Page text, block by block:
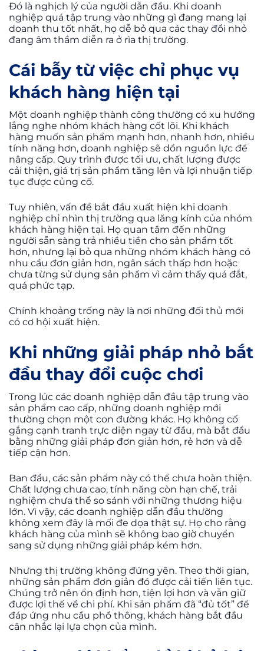
Đó là nghịch lý của người dẫn đầu. Khi doanh
nghiệp quá tập trung vào những gì đang mang lại
doanh thu tốt nhất, họ dễ bỏ qua các thay đổi nhỏ
đang âm thầm diễn ra ở rìa thị trường.
Cái bẫy từ việc chỉ phục vụ
khách hàng hiện tại
Một doanh nghiệp thành công thường có xu hướng
lắng nghe nhóm khách hàng cốt lõi. Khi khách
hàng muốn sản phẩm mạnh hơn, nhanh hơn, nhiều
tính năng hơn, doanh nghiệp sẽ dồn nguồn lực để
nâng cấp. Quy trình được tối ưu, chất lượng được
cải thiện, giá trị sản phẩm tăng lên và lợi nhuận tiếp
tục được củng cố.
Tuy nhiên, vấn đề bắt đầu xuất hiện khi doanh
nghiệp chỉ nhìn thị trường qua lăng kính của nhóm
khách hàng hiện tại. Họ quan tâm đến những
người sẵn sàng trả nhiều tiền cho sản phẩm tốt
hơn, nhưng lại bỏ qua những nhóm khách hàng có
nhu cầu đơn giản hơn, ngân sách thấp hơn hoặc
chưa từng sử dụng sản phẩm vì cảm thấy quá đắt,
quá phức tạp.
Chính khoảng trống này là nơi những đối thủ mới
có cơ hội xuất hiện.
Khi những giải pháp nhỏ bắt
đầu thay đổi cuộc chơi
Trong lúc các doanh nghiệp dẫn đầu tập trung vào
sản phẩm cao cấp, những doanh nghiệp mới
thường chọn một con đường khác. Họ không cố
gắng cạnh tranh trực diện ngay từ đầu, mà bắt đầu
bằng những giải pháp đơn giản hơn, rẻ hơn và dễ
tiếp cận hơn.
Ban đầu, các sản phẩm này có thể chưa hoàn thiện.
Chất lượng chưa cao, tính năng còn hạn chế, trải
nghiệm chưa thể so sánh với những thương hiệu
lớn. Vì vậy, các doanh nghiệp dẫn đầu thường
không xem đây là mối đe dọa thật sự. Họ cho rằng
khách hàng của mình sẽ không bao giờ chuyển
sang sử dụng những giải pháp kém hơn.
Nhưng thị trường không đứng yên. Theo thời gian,
những sản phẩm đơn giản đó được cải tiến liên tục.
Chúng trở nên ổn định hơn, tiện lợi hơn và vẫn giữ
được lợi thế về chi phí. Khi sản phẩm đã “đủ tốt” để
đáp ứng nhu cầu phổ thông, khách hàng bắt đầu
cân nhắc lại lựa chọn của mình.